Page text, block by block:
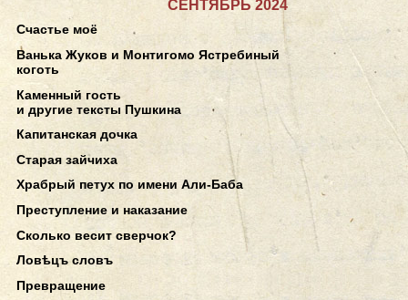
СЕНТЯБРЬ 2024
Счастье моё
Ванька Жуков и Монтигомо Ястребиный
коготь
Каменный гость
и другие тексты Пушкина
Капитанская дочка
Старая зайчиха
Храбрый петух по имени Али-Баба
Преступление и наказание
Сколько весит сверчок?
Ловѣцъ словъ
Превращение